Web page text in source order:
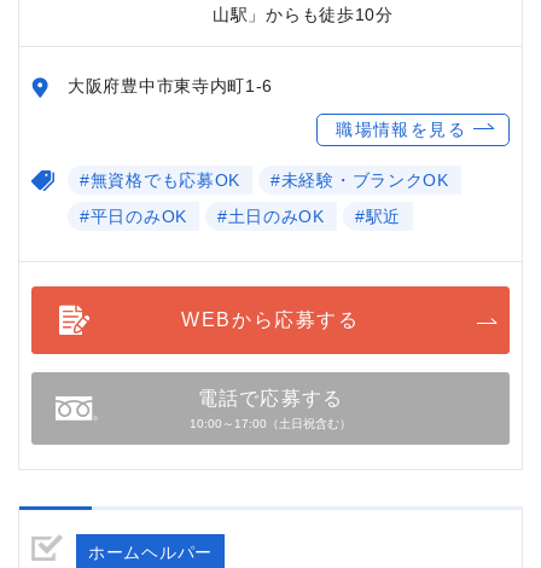
山駅」からも徒歩10分
大阪府豊中市東寺内町1-6
職場情報を見る
#無資格でも応募OK
#未経験・ブランクOK
#平日のみOK
#土日のみOK #駅近
WEBから応募する
電話で応募する
10:00～17:00（土日祝含む）
ホームヘルパー